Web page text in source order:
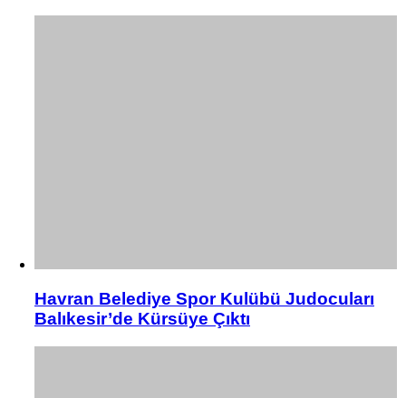
Havran Belediye Spor Kulübü Judocuları
Balıkesir’de Kürsüye Çıktı